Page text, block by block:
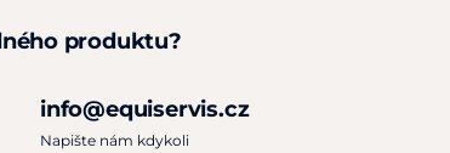
produktu?
info@equiservis.cz
Napište nám kdykoli